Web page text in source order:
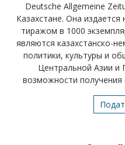
Deutsche Allgemeine
Казахстане. Она
тиражом в 1000
являются казахстанско-
политики, культуры и
Центральной Азии и
возможности